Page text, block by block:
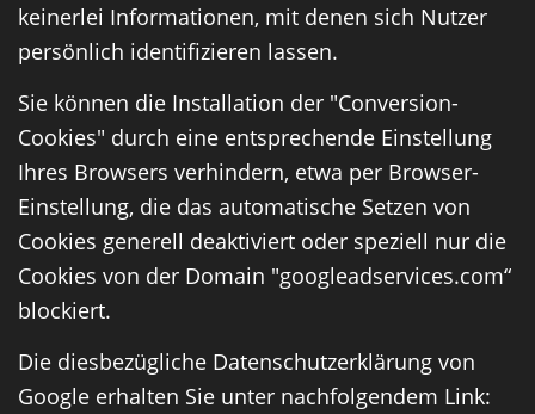
keinerlei Informationen, mit denen sich Nutzer
persönlich identifizieren lassen.
Sie können die Installation der "Conversion-
Cookies" durch eine entsprechende Einstellung
Ihres Browsers verhindern, etwa per Browser-
Einstellung, die das automatische Setzen von
Cookies generell deaktiviert oder speziell nur die
Cookies von der Domain "googleadservices.com“
blockiert.
Die diesbezügliche Datenschutzerklärung von
Google erhalten Sie unter nachfolgendem Link: